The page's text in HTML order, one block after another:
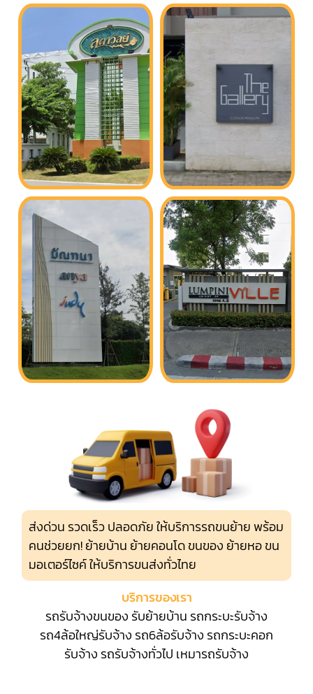
ส่งด่วน รวดเร็ว ปลอดภัย ให้บริการรถขนย้าย พร้อม
คนช่วยยก! ย้ายบ้าน ย้ายคอนโด ขนของ ย้ายหอ ขน
มอเตอร์ไซค์ ให้บริการขนส่งทั่วไทย
บริการของเรา
รถรับจ้างขนของ รับย้ายบ้าน รถกระบะรับจ้าง
รถ4ล้อใหญ่รับจ้าง รถ6ล้อรับจ้าง รถกระบะคอก
รับจ้าง รถรับจ้างทั่วไป เหมารถรับจ้าง